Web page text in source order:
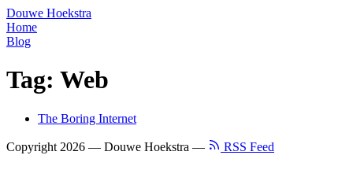
Douwe Hoekstra
Home
Blog
Tag: Web
The Boring Internet
Copyright 2026 — Douwe Hoekstra — RSS Feed